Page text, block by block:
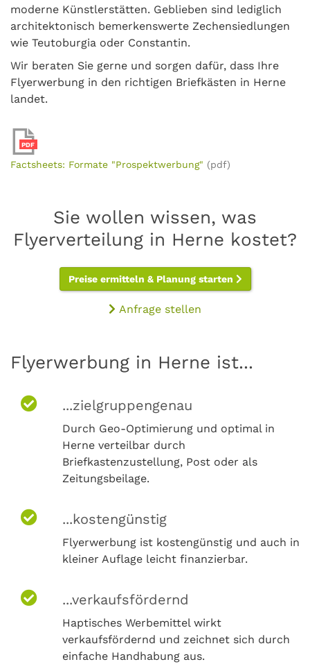
moderne Künstlerstätten. Geblieben sind lediglich
architektonisch bemerkenswerte Zechensiedlungen
wie Teutoburgia oder Constantin.
Wir beraten Sie gerne und sorgen dafür, dass Ihre
Flyerwerbung in den richtigen Briefkästen in Herne
landet.
PDF
Factsheets: Formate "Prospektwerbung" (pdf)
Sie wollen wissen, was
Flyerverteilung in Herne kostet?
Preise ermitteln & Planung starten
Anfrage stellen
Flyerwerbung in Herne ist...
...zielgruppengenau
Durch Geo-Optimierung und optimal in
Herne verteilbar durch
Briefkastenzustellung, Post oder als
Zeitungsbeilage.
...kostengünstig
Flyerwerbung ist kostengünstig und auch in
kleiner Auflage leicht finanzierbar.
...verkaufsfördernd
Haptisches Werbemittel wirkt
verkaufsfördernd und zeichnet sich durch
einfache Handhabung aus.